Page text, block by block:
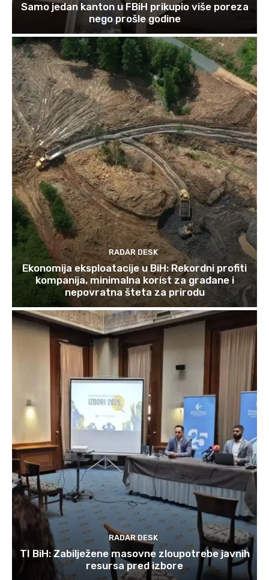
Samo jedan kanton u FBiH prikupio više poreza
nego prošle godine
RADAR DESK
Ekonomija eksploatacije u BiH: Rekordni profiti
kompanija, minimalna korist za građane i
nepovratna šteta za prirodu
RADAR DESK
TI BiH: Zabilježene masovne zloupotrebe javnih
resursa pred izbore